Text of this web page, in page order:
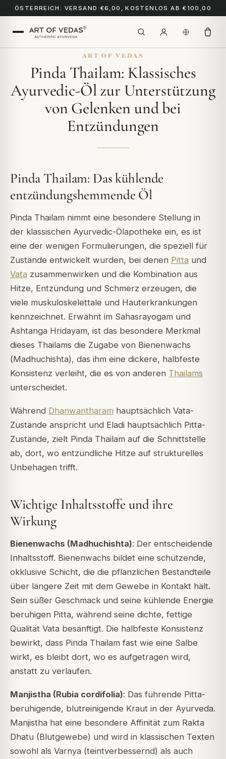
ÖSTERREICH: VERSAND €6,00, KOSTENLOS AB €100,00
ART OF VEDAS
Pinda Thailam: Klassisches
Ayurvedic-Öl zur Unterstützung
von Gelenken und bei
Entzündungen
Pinda Thailam: Das kühlende
entzündungshemmende Öl
Pinda Thailam nimmt eine besondere Stellung in
der klassischen Ayurvedic-Ölapotheke ein, es ist
eine der wenigen Formulierungen, die speziell für
Zustände entwickelt wurden, bei denen Pitta und
Vata zusammenwirken und die Kombination aus
Hitze, Entzündung und Schmerz erzeugen, die
viele muskuloskelettale und Hauterkrankungen
kennzeichnet. Erwähnt im Sahasrayogam und
Ashtanga Hridayam, ist das besondere Merkmal
dieses Thailams die Zugabe von Bienenwachs
(Madhuchishta), das ihm eine dickere, halbfeste
Konsistenz verleiht, die es von anderen Thailams
unterscheidet.
Während Dhanwantharam hauptsächlich Vata-
Zustände anspricht und Eladi hauptsächlich Pitta-
Zustände, zielt Pinda Thailam auf die Schnittstelle
ab, dort, wo entzündliche Hitze auf strukturelles
Unbehagen trifft.
Wichtige Inhaltsstoffe und ihre
Wirkung
Bienenwachs (Madhuchishta): Der entscheidende
Inhaltsstoff. Bienenwachs bildet eine schützende,
okklusive Schicht, die die pflanzlichen Bestandteile
über längere Zeit mit dem Gewebe in Kontakt hält.
Sein süßer Geschmack und seine kühlende Energie
beruhigen Pitta, während seine dichte, fettige
Qualität Vata besänftigt. Die halbfeste Konsistenz
bewirkt, dass Pinda Thailam fast wie eine Salbe
wirkt, es bleibt dort, wo es aufgetragen wird,
anstatt zu verlaufen.
Manjistha (Rubia cordifolia): Das führende Pitta-
beruhigende, blutreinigende Kraut in der Ayurveda.
Manjistha hat eine besondere Affinität zum Rakta
Dhatu (Blutgewebe) und wird in klassischen Texten
sowohl als Varnya (teintverbessernd) als auch